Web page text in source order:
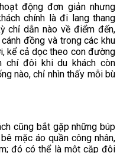
động đơn giản nhưng
chính là đi lang thang
chỉ dẫn nào về điểm đến,
đồng và trong các khu
kể cả dọc theo con đường
chí đôi khi du khách còn
nào, chỉ nhìn thấy mỗi bù
cũng bắt gặp những búp
mặc áo quần công nhân,
đó có thể là một cặp đôi